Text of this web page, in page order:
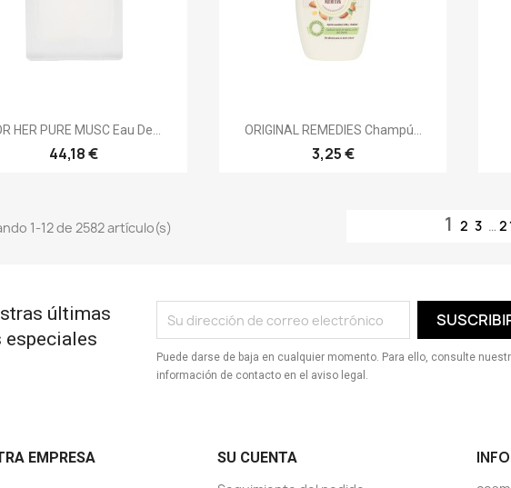
Vista rápida
HER PURE MUSC Eau De...
44,18 €
 Vista rápida
ORIGINAL REMEDIES Champú...
3,25 €
1-12 de 2582 artículo(s) 123 …
últimas
Puede darse de baja en cualquier momento. Para ello, consulte
información de contacto en el aviso legal.
EMPRESA
SU CUENTA